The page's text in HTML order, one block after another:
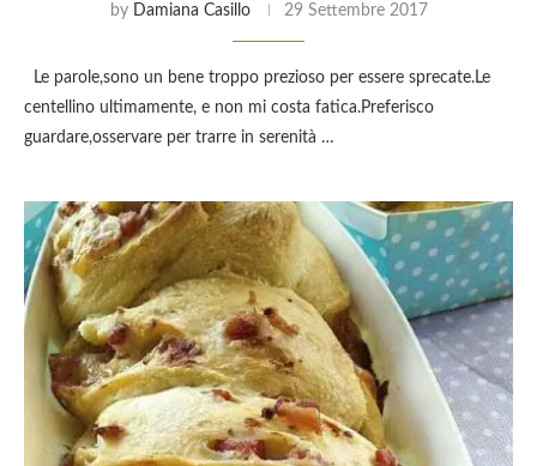
by Damiana Casillo 29 Settembre 2017
Le parole,sono un bene troppo prezioso per essere sprecate.Le
centellino ultimamente, e non mi costa fatica.Preferisco
guardare,osservare per trarre in serenità …